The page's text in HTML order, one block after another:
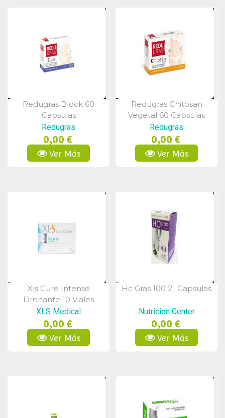
Vista Rápida
Redugras Block 60
Capsulas
Redugras
0,00 €
Ver Más
Vista Rápida
Redugras Chitosan
Vegetal 60 Capsulas
Redugras
0,00 €
Ver Más
Vista Rápida
Xls Cure Intense
Drenante 10 Viales
Bebibles
XLS Medical
0,00 €
Ver Más
Vista Rápida
Hc Gras 100 21 Capsulas
Nutricion Center
0,00 €
Ver Más